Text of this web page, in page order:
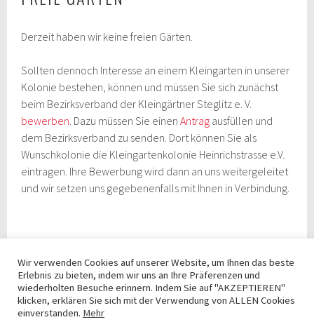
Derzeit haben wir keine freien Gärten.
Sollten dennoch Interesse an einem Kleingarten in unserer
Kolonie bestehen, können und müssen Sie sich zunächst
beim Bezirksverband der Kleingärtner Steglitz e. V.
bewerben. Dazu müssen Sie einenAntrag ausfüllen und
dem Bezirksverband zu senden. Dort können Sie als
Wunschkolonie die Kleingartenkolonie Heinrichstrasse e.V.
eintragen. Ihre Bewerbung wird dann an uns weitergeleitet
und wir setzen uns gegebenenfalls mit Ihnen in Verbindung.
Wir verwenden Cookies auf unserer Website, um Ihnen das beste
Erlebnis zu bieten, indem wir uns an Ihre Präferenzen und
wiederholten Besuche erinnern. Indem Sie auf "AKZEPTIEREN"
klicken, erklären Sie sich mit der Verwendung von ALLEN Cookies
einverstanden. Mehr